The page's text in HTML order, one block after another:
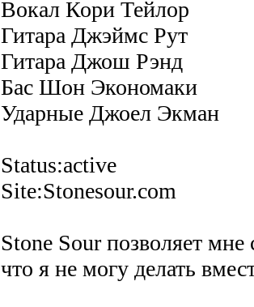
Вокал Кори Тейлор
Гитара Джэймс Рут
Гитара Джош Рэнд
Бас Шон Экономаки
Ударные Джоел Экман
Status:active
Site:Stonesour.com
Stone Sour позволяет мне
что я не могу делать